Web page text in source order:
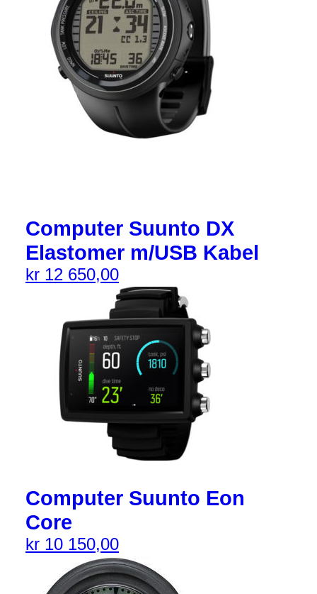
Computer Suunto DX
Elastomer m/USB Kabel
kr 12 650,00
Computer Suunto Eon
Core
kr 10 150,00